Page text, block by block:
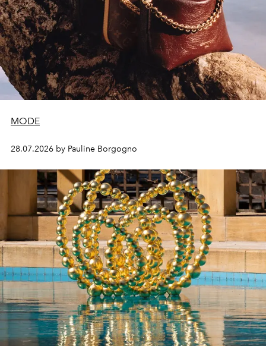
MODE
28.07.2026 by Pauline Borgogno